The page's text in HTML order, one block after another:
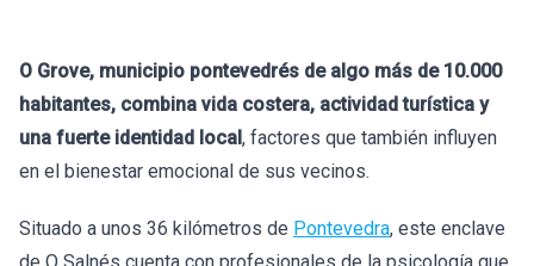
O Grove, municipio pontevedrés de algo más de 10.000
habitantes, combina vida costera, actividad turística y
una fuerte identidad local, factores que también influyen
en el bienestar emocional de sus vecinos.
Situado a unos 36 kilómetros de Pontevedra, este enclave